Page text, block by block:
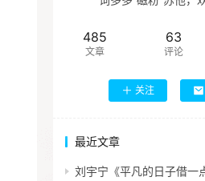
485
文章
63
评论
关注
最近文章
刘宇宁《平凡的日子借一